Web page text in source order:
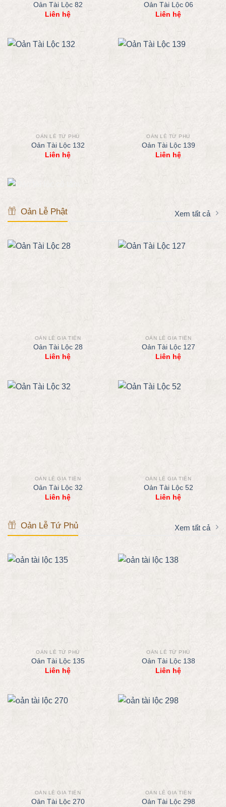
Oản Tài Lộc 82
Liên hệ
Oản Tài Lộc 06
Liên hệ
OẢN LỄ TỨ PHỦ
Oản Tài Lộc 132
Liên hệ
OẢN LỄ TỨ PHỦ
Oản Tài Lộc 139
Liên hệ
Oản Lễ Phật Xem tất cả
OẢN LỄ GIA TIÊN
Oản Tài Lộc 28
Liên hệ
OẢN LỄ GIA TIÊN
Oản Tài Lộc 127
Liên hệ
OẢN LỄ GIA TIÊN
Oản Tài Lộc 32
Liên hệ
OẢN LỄ GIA TIÊN
Oản Tài Lộc 52
Liên hệ
Oản Lễ Tứ Phủ Xem tất cả
OẢN LỄ TỨ PHỦ
Oản Tài Lộc 135
Liên hệ
OẢN LỄ TỨ PHỦ
Oản Tài Lộc 138
Liên hệ
OẢN LỄ GIA TIÊN
Oản Tài Lộc 270
OẢN LỄ GIA TIÊN
Oản Tài Lộc 298